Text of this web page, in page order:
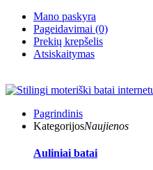
Mano paskyra
Pageidavimai (0)
Prekių krepšelis
Atsiskaitymas
Pagrindinis
KategorijosNaujienos
Auliniai batai